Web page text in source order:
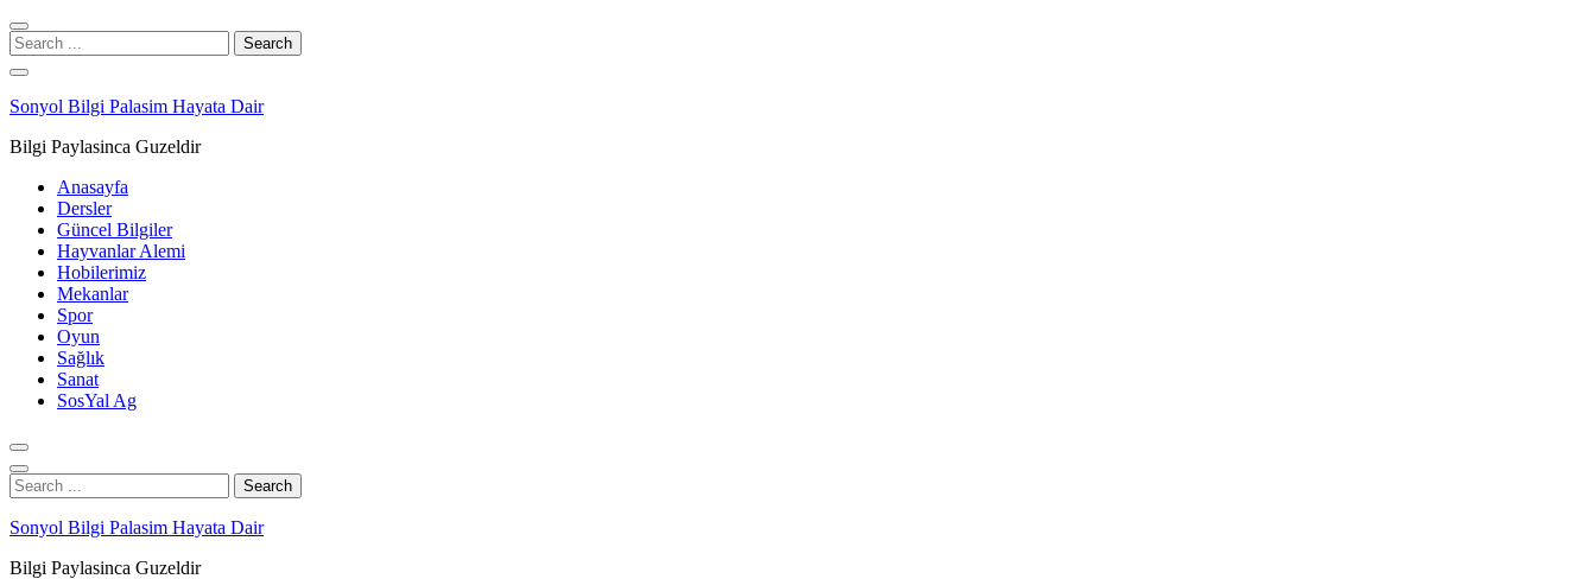
Skip
to
navigation
Skip
to
content
Search
for:
Sonyol Bilgi Palasim Hayata Dair
Bilgi Paylasinca Guzeldir
Anasayfa
Dersler
Güncel Bilgiler
Hayvanlar Alemi
Hobilerimiz
Mekanlar
Spor
Oyun
Sağlık
Sanat
SosYal Ag
Search
for:
Sonyol Bilgi Palasim Hayata Dair
Bilgi Paylasinca Guzeldir